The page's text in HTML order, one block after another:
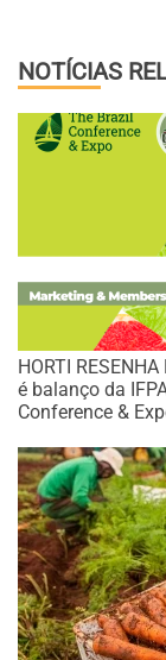
NOTÍCIAS
HORTI
é balanço da
Conference &